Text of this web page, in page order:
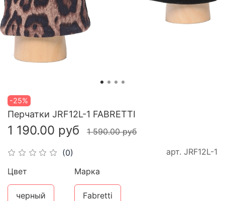
-25%
(0) арт. JRF12L-1
Перчатки JRF12L-1 FABRETTI
1 190.00 руб 1 590.00 руб
Цвет
черный
Марка
Fabretti